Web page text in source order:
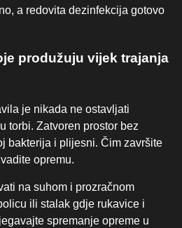
a redovita dezinfekcija gotovo
produžuju vijek trajanja
je nikada ne ostavljati
torbi. Zatvoren prostor bez
bakterija i plijesni. Čim završite
opremu.
na suhom i prozračnom
ili stalak gdje rukavice i
spremanje opreme u